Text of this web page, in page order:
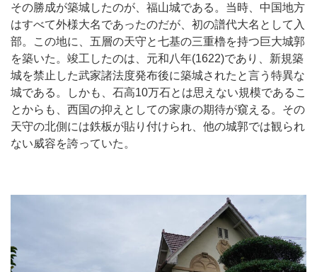
その勝成が築城したのが、福山城である。当時、中国地方
はすべて外様大名であったのだが、初の譜代大名として入
部。この地に、五層の天守と七基の三重櫓を持つ巨大城郭
を築いた。竣工したのは、元和八年(1622)であり、新規築
城を禁止した武家諸法度発布後に築城されたと言う特異な
城である。しかも、石高10万石とは思えない規模であるこ
とからも、西国の抑えとしての家康の期待が窺える。その
天守の北側には鉄板が貼り付けられ、他の城郭では観られ
ない威容を誇っていた。